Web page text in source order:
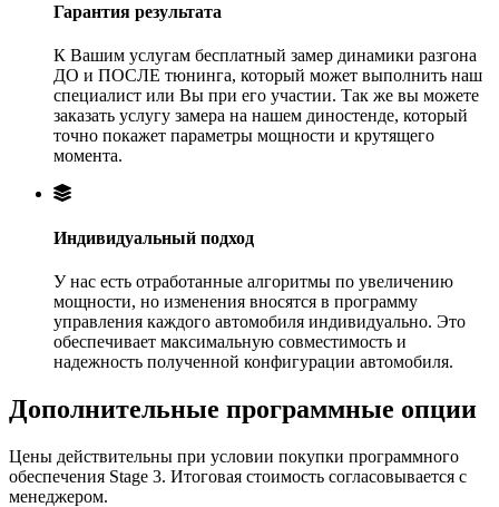
Гарантия результата
К Вашим услугам бесплатный замер динамики разгона
ДО и ПОСЛЕ тюнинга, который может выполнить наш
специалист или Вы при его участии. Так же вы можете
заказать услугу замера на нашем диностенде, который
точно покажет параметры мощности и крутящего
момента.
Индивидуальный подход
У нас есть отработанные алгоритмы по увеличению
мощности, но изменения вносятся в программу
управления каждого автомобиля индивидуально. Это
обеспечивает максимальную совместимость и
надежность полученной конфигурации автомобиля.
Дополнительные программные опции
Цены действительны при условии покупки программного
обеспечения Stage 3. Итоговая стоимость согласовывается с
менеджером.